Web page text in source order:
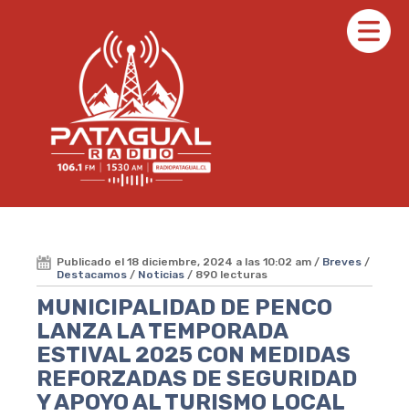
Publicado el 18 diciembre, 2024 a las 10:02 am / Breves /
Destacamos / Noticias / 890 lecturas
MUNICIPALIDAD DE PENCO
LANZA LA TEMPORADA
ESTIVAL 2025 CON MEDIDAS
REFORZADAS DE SEGURIDAD
Y APOYO AL TURISMO LOCAL